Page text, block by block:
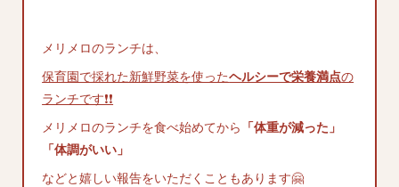
メリメロのランチは、
保育園で採れた新鮮野菜を使ったヘルシーで栄養満点の
ランチです❗❗
メリメロのランチを食べ始めてから 「体重が減った」
「体調がいい」
などと嬉しい報告をいただくこともあります🤗